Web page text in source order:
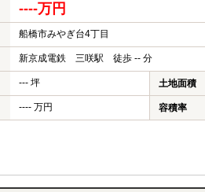
----万円
船橋市みやぎ台4丁目
新京成電鉄 三咲駅 徒歩 -- 分
--- 坪 土地面積
---- 万円 容積率